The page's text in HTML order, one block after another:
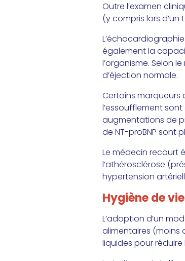
Outre l’examen
(y compris lors d’un
également la
l’organisme. Selon
d’éjection normale.
Certains marqueurs
l’essoufflement
augmentations de
de NT-proBNP sont
Le médecin recourt
l’athérosclérose
hypertension
Hygiène de
L’adoption d’un
alimentaires (moins
liquides pour